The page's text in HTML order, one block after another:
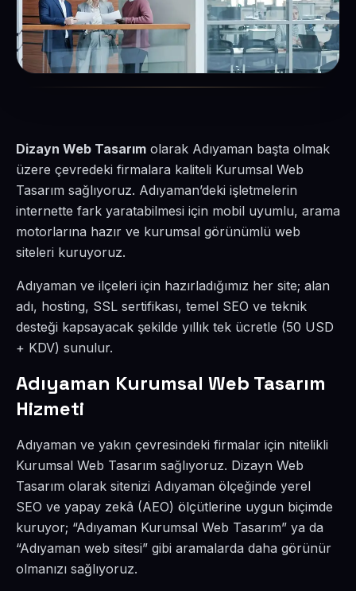
Dizayn Web Tasarım olarak Adıyaman başta olmak
üzere çevredeki firmalara kaliteli Kurumsal Web
Tasarım sağlıyoruz. Adıyaman’deki işletmelerin
internette fark yaratabilmesi için mobil uyumlu, arama
motorlarına hazır ve kurumsal görünümlü web
siteleri kuruyoruz.
Adıyaman ve ilçeleri için hazırladığımız her site; alan
adı, hosting, SSL sertifikası, temel SEO ve teknik
desteği kapsayacak şekilde yıllık tek ücretle (50 USD
+ KDV) sunulur.
Adıyaman Kurumsal Web Tasarım
Hizmeti
Adıyaman ve yakın çevresindeki firmalar için nitelikli
Kurumsal Web Tasarım sağlıyoruz. Dizayn Web
Tasarım olarak sitenizi Adıyaman ölçeğinde yerel
SEO ve yapay zekâ (AEO) ölçütlerine uygun biçimde
kuruyor; “Adıyaman Kurumsal Web Tasarım” ya da
“Adıyaman web sitesi” gibi aramalarda daha görünür
olmanızı sağlıyoruz.